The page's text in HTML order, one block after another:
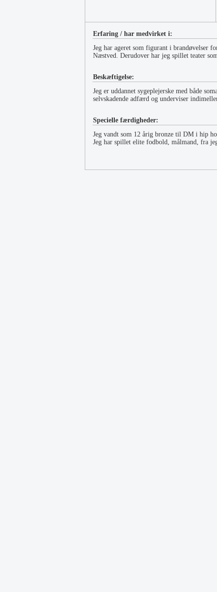
Erfaring / har medvirket i:
Jeg har ageret som figurant i brandøvelser
Næstved. Derudover har jeg spillet teater
Beskæftigelse:
Jeg er uddannet sygeplejerske med både
selvskadende adfærd og underviser
Specielle færdigheder:
Jeg vandt som 12 årig bronze til DM i hip
Jeg har spillet elite fodbold, målmand, fra